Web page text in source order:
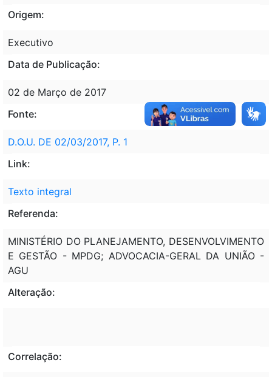
Origem:
Executivo
Data de Publicação:
02 de Março de 2017
Fonte:
D.O.U. DE 02/03/2017, P. 1
Link:
Texto integral
Referenda:
MINISTÉRIO DO PLANEJAMENTO, DESENVOLVIMENTO
E GESTÃO - MPDG; ADVOCACIA-GERAL DA UNIÃO -
AGU
Alteração:
Correlação: